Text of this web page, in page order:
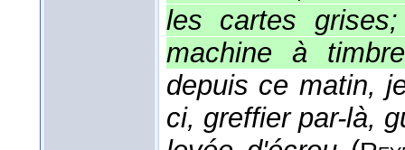
les cartes
machine à
depuis ce matin,
ci, greffier par-là,